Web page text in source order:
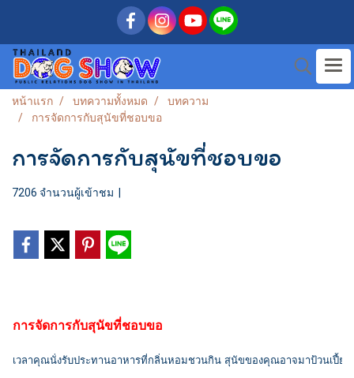
หน้าแรก บทความทั้งหมด
บทความ
การจัดการกับสุนัขที่ชอบขอ
การจัดการกับสุนัขที่ชอบขอ
7206 จำนวนผู้เข้าชม
การจัดการกับสุนัขที่ชอบขอ
เวลาคุณนั่งรับประทานอาหารที่กลิ่นหอมชวนกิน สุนัขของคุณอาจมาป้วนเปี้ยน